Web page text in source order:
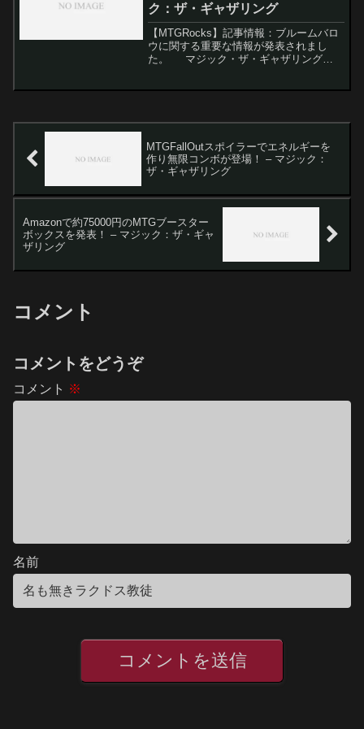
ク：ザ・ギャザリング
【MTGRocks】記事情報：ブルームバロ
ウに関する重要な情報が発表されまし
た。 マジック・ザ・ギャザリング
MTGFallOutスポイラーでエネルギーを
作り無限コンボが登場！ – マジック：
ザ・ギャザリング
Amazonで約75000円のMTGブースター
ボックスを発表！ – マジック：ザ・ギャ
ザリング
コメント
コメントをどうぞ
コメント ※
名前